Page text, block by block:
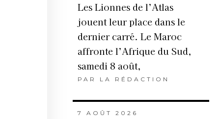
Les Lionnes de l’Atlas
jouent leur place dans le
dernier carré. Le Maroc
affronte l’Afrique du Sud,
samedi 8 août,
PAR LA RÉDACTION
7 AOÛT 2026